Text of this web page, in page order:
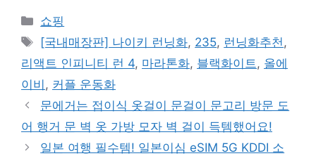
카
테
고
리
쇼핑
태
그
[국내매장판] 나이키 런닝화, 235, 런닝화추천 ,
리액트 인피니티 런 4, 마라톤화, 블랙화이트 , 올에
이비 , 커플 운동화
문에거는 접이식 옷걸이 문걸이 문고리 방문 도
어 행거 문 벽 옷 가방 모자 벽 걸이 득템했어요!
일본 여행 필수템! 일본이심 eSIM 5G KDDI 소